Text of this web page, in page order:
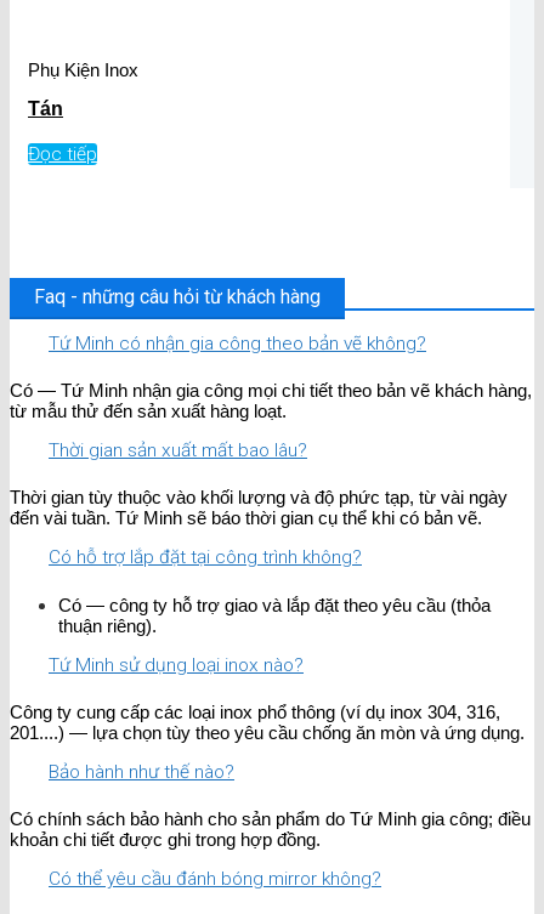
Phụ Kiện Inox
Tán
Đọc tiếp
Faq - những câu hỏi từ khách hàng
Tứ Minh có nhận gia công theo bản vẽ không?
Có — Tứ Minh nhận gia công mọi chi tiết theo bản vẽ khách hàng,
từ mẫu thử đến sản xuất hàng loạt.
Thời gian sản xuất mất bao lâu?
Thời gian tùy thuộc vào khối lượng và độ phức tạp, từ vài ngày
đến vài tuần. Tứ Minh sẽ báo thời gian cụ thể khi có bản vẽ.
Có hỗ trợ lắp đặt tại công trình không?
Có — công ty hỗ trợ giao và lắp đặt theo yêu cầu (thỏa
thuận riêng).
Tứ Minh sử dụng loại inox nào?
Công ty cung cấp các loại inox phổ thông (ví dụ inox 304, 316,
201....) — lựa chọn tùy theo yêu cầu chống ăn mòn và ứng dụng.
Bảo hành như thế nào?
Có chính sách bảo hành cho sản phẩm do Tứ Minh gia công; điều
khoản chi tiết được ghi trong hợp đồng.
Có thể yêu cầu đánh bóng mirror không?